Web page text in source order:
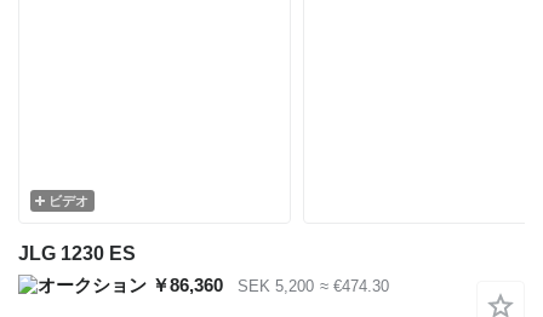
ビデオ
JLG 1230 ES
￥86,360
SEK 5,200 ≈ €474.30